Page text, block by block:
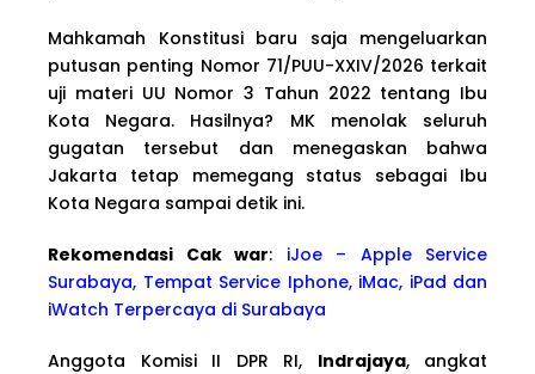
Mahkamah Konstitusi baru saja mengeluarkan
putusan penting Nomor 71/PUU-XXIV/2026 terkait
uji materi UU Nomor 3 Tahun 2022 tentang Ibu
Kota Negara. Hasilnya? MK menolak seluruh
gugatan tersebut dan menegaskan bahwa
Jakarta tetap memegang status sebagai Ibu
Kota Negara sampai detik ini.
Rekomendasi Cak war: iJoe – Apple Service
Surabaya, Tempat Service Iphone, iMac, iPad dan
iWatch Terpercaya di Surabaya
Anggota Komisi II DPR RI, Indrajaya, angkat